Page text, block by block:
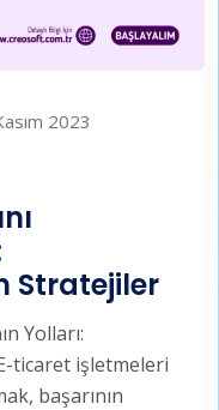
2023
Stratejiler
Yolları:
ticaret işletmeleri
başarının